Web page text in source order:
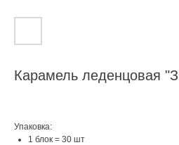
Карамель леденцовая
Упаковка:
1 блок = 30 шт